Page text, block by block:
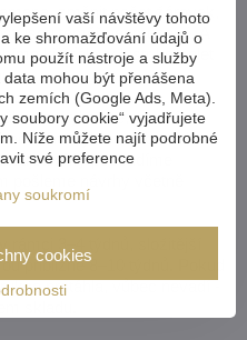
změnit počet žárovek,
jsou téměř neomezené. A
křišťálový lustr komplet
nevyberete, vyrobíme
nám výkres nebo třeba
My posoudíme
přibližně 8–10 týdnů. Pokud
protáhla, vůbec nevadí -
vaší návštěvy tohoto
ke shromažďování údajů o
použít nástroje a služby
mohou být přenášena
zemích (Google Ads, Meta).
soubory cookie“ vyjadřujete
Níže můžete najít podrobné
své preference
soukromí
cookies